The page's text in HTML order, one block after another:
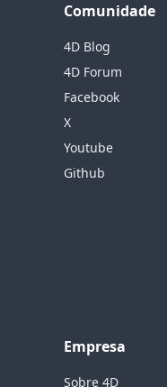
Comunidade
4D Blog
4D Forum
Facebook
X
Youtube
Github
Empresa
Sobre 4D